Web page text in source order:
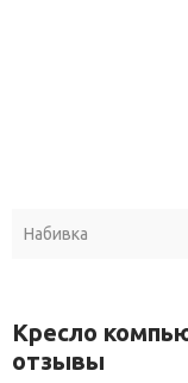
Набивка
Кресло
отзывы